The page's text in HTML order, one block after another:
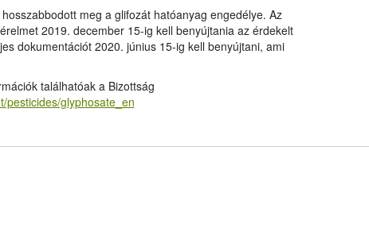
meg a glifozát hatóanyag engedélye. Az
2019. december 15-ig kell benyújtania az érdekelt
dokumentációt 2020. június 15-ig kell benyújtani, ami
találhatóak a Bizottság
pesticides/glyphosate_en